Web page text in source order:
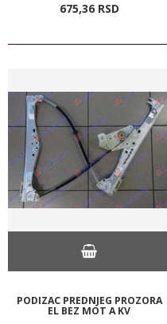
675,36 RSD
PODIZAC PREDNJEG PROZORA
EL BEZ MOT A KV